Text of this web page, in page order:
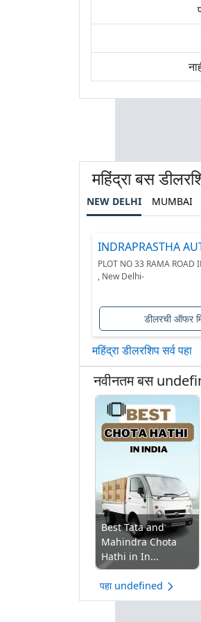
महिंद्रा बस
NEW DELHI MUMBAI
INDRAPRASTHA
PVT.
PLOT NO 33 RAMA ROAD
, New Delhi-
डीलरची ऑफर
महिंद्रा डीलरशिप सर्व पहा
नवीनतम बस
Best Tata and
Mahindra Chota
Hathi in In...
पहा undefined